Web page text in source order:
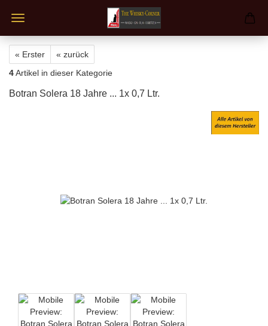
« Erster
« zurück
4Artikel in dieser Kategorie
Botran Solera 18 Jahre ... 1x 0,7 Ltr.